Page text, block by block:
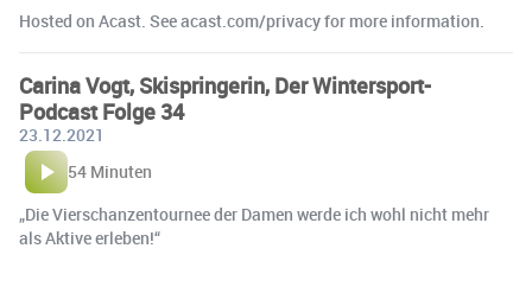
Hosted on Acast. See acast.com/privacy for more information.
Carina Vogt, Skispringerin, Der Wintersport-
Podcast Folge 34
23.12.2021
54 Minuten
„Die Vierschanzentournee der Damen werde ich wohl nicht mehr
als Aktive erleben!“